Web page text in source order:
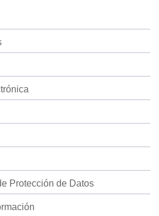
Protección de Datos